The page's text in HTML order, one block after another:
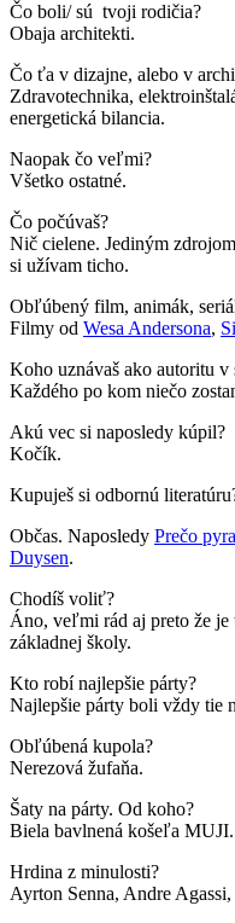
Čo boli/ sú tvoji rodičia?
Obaja architekti.
Čo ťa v dizajne, alebo v
Zdravotechnika, elektroin
energetická bilancia.
Naopak čo veľmi?
Všetko ostatné.
Čo počúvaš?
Nič cielene. Jediným
si užívam ticho.
Obľúbený film, animák,
Filmy od Wesa Andersona,
Koho uznávaš ako autoritu
Každého po kom niečo
Akú vec si naposledy kúpil?
Kočík.
Kupuješ si odbornú literat
Občas. Naposledy Prečo
Duysen.
Chodíš voliť?
Áno, veľmi rád aj preto že
základnej školy.
Kto robí najlepšie párty?
Najlepšie párty boli vždy tie
Obľúbená kupola?
Nerezová žufaňa.
Šaty na párty. Od koho?
Biela bavlnená košeľa MUJI.
Hrdina z minulosti?
Ayrton Senna, Andre